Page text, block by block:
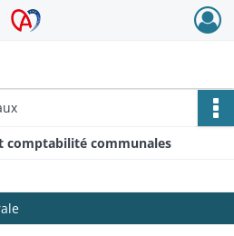
Alsace - Colmar
comptabilité communales